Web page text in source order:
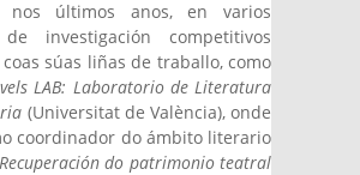
nos últimos anos, en varios
de investigación competitivos
súas liñas de traballo, como
LAB: Laboratorio de Literatura
(Universitat de València), onde
coordinador do ámbito literario
Recuperación do patrimonio teatral